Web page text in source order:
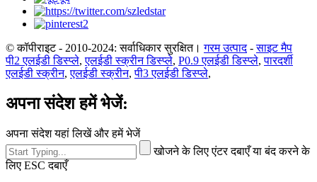
© कॉपीराइट - 2010-2024: सर्वाधिकार सुरक्षित। गरम उत्पाद-साइट मैप
पी2 एलईडी डिस्प्ले,एलईडी स्क्रीन डिस्प्ले, P0.9 एलईडी डिस्प्ले,पारदर्शी
एलईडी स्क्रीन,एलईडी स्क्रीन,पी3 एलईडी डिस्प्ले,
अपना संदेश हमें भेजें:
अपना संदेश यहां लिखें और हमें भेजें
खोजने के लिए एंटर दबाएँ या बंद करने के
लिए ESC दबाएँ